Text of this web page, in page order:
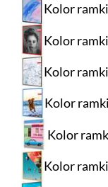
Kolor
Kolor
Kolor
Kolor
Kolor
Kolor